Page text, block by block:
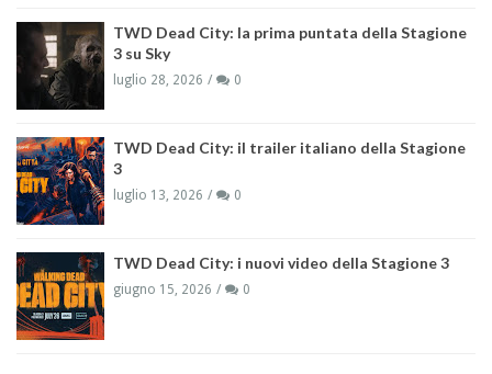
TWD Dead City: la prima puntata della Stagione
3 su Sky
luglio 28, 2026 0
TWD Dead City: il trailer italiano della Stagione
3
luglio 13, 2026 0
TWD Dead City: i nuovi video della Stagione 3
giugno 15, 2026 0